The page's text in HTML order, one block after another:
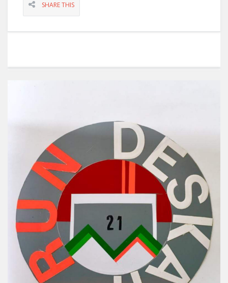
SHARE THIS